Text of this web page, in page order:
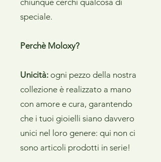
speciale.
Perchè Moloxy?
Unicità: ogni pezzo della nostra
collezione è realizzato a mano
con amore e cura, garantendo
che i tuoi gioielli siano davvero
unici nel loro genere: qui non ci
sono articoli prodotti in serie!